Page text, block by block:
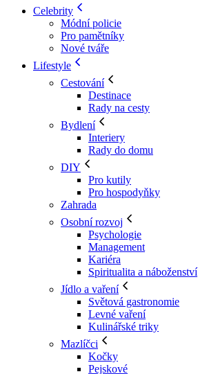
Celebrity
Módní policie
Pro pamětníky
Nové tváře
Lifestyle
Cestování
Destinace
Rady na cesty
Bydlení
Interiery
Rady do domu
DIY
Pro kutily
Pro hospodyňky
Zahrada
Osobní rozvoj
Psychologie
Management
Kariéra
Spiritualita a náboženství
Jídlo a vaření
Světová gastronomie
Levné vaření
Kulinářské triky
Mazlíčci
Kočky
Pejskové